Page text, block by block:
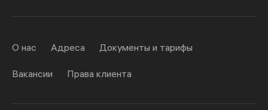
О нас Адреса Документы и тарифы
Вакансии Права клиента